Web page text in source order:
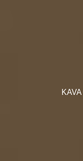
KAVA